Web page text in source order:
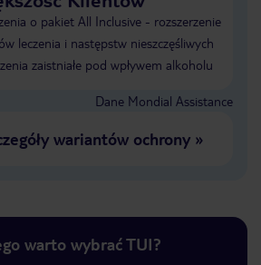
o pakiet All Inclusive - rozszerzenie
leczenia i następstw nieszczęśliwych
zaistniałe pod wpływem alkoholu
Dane Mondial Assistance
wariantów ochrony»
warto wybrać TUI?